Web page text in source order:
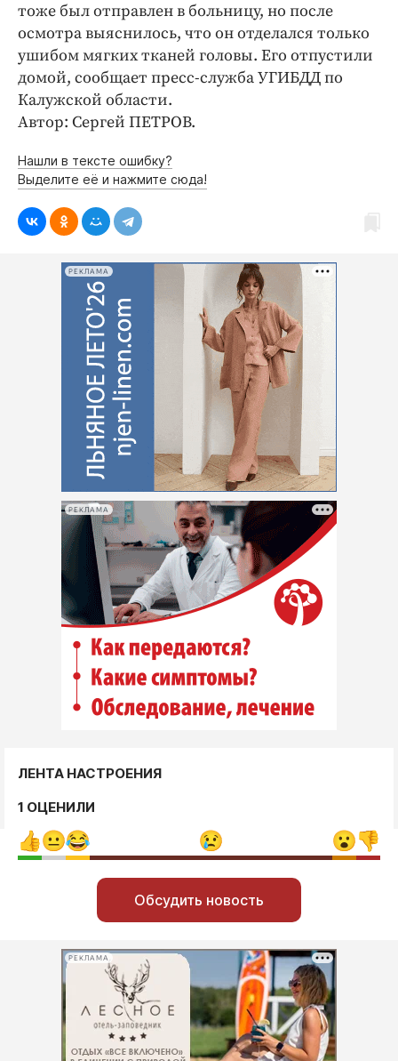
тоже был отправлен в больницу, но после
осмотра выяснилось, что он отделался только
ушибом мягких тканей головы. Его отпустили
домой, сообщает пресс-служба УГИБДД по
Калужской области.
Автор: Сергей ПЕТРОВ.
Нашли в тексте ошибку?
Выделите её и нажмите сюда!
РЕКЛАМА
РЕКЛАМА
ЛЕНТА НАСТРОЕНИЯ
1 ОЦЕНИЛИ
Обсудить новость
РЕКЛАМА